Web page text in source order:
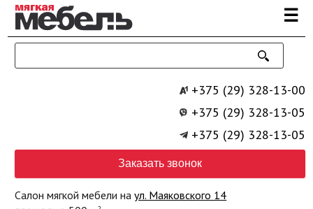
Перейти к основному содержанию ☰
+375 (29) 328-13-00
+375 (29) 328-13-05
+375 (29) 328-13-05
Заказать звонок
Салон мягкой мебели наул. Маяковского 14